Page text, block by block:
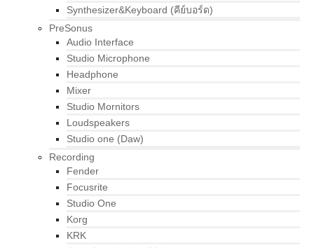
Synthesizer&Keyboard (คีย์บอร์ด)
PreSonus
Audio Interface
Studio Microphone
Headphone
Mixer
Studio Mornitors
Loudspeakers
Studio one (Daw)
Recording
Fender
Focusrite
Studio One
Korg
KRK